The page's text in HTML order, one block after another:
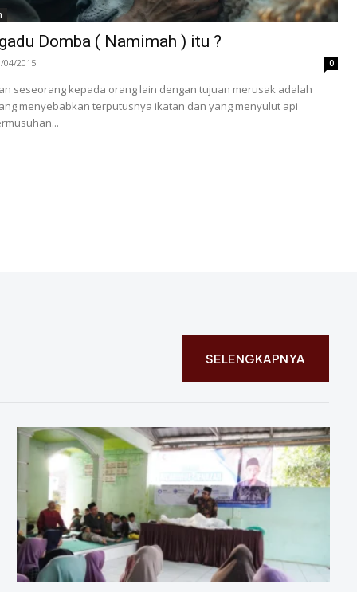
Domba ( Namimah ) itu ?
04/2015 0
seseorang kepada orang lain dengan tujuan merusak adalah
menyebabkan terputusnya ikatan dan yang menyulut api
SELENGKAPNYA